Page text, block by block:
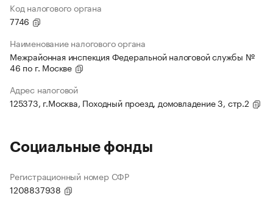
Код налогового органа
7746
Наименование налогового органа
Межрайонная инспекция Федеральной налоговой службы №
46 по г. Москве
Адрес налоговой
125373, г.Москва, Походный проезд, домовладение 3, стр.2
Социальные фонды
Регистрационный номер СФР
1208837938